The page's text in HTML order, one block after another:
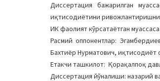
Диссертация бажарилган
иқтисодиётини
ИК фаолият кўрсатаётган
Расмий оппонентлар:
Бахтиёр Нурматович,
Етакчи ташкилот: Қорақалпоқ
Диссертация йўналиши: назарий